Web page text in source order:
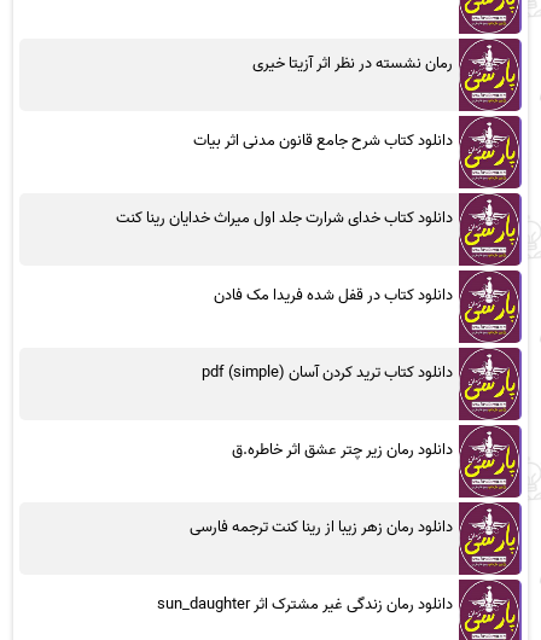
رمان نشسته در نظر اثر آزیتا خیری
دانلود کتاب شرح جامع قانون مدنی اثر بیات
دانلود کتاب خدای شرارت جلد اول میراث خدایان رینا کنت
دانلود کتاب در قفل شده فریدا مک فادن
دانلود کتاب ترید کردن آسان (simple) pdf
دانلود رمان زیر چتر عشق اثر خاطره.ق
دانلود رمان زهر زیبا از رینا کنت ترجمه فارسی
دانلود رمان زندگی غیر مشترک اثر sun_daughter